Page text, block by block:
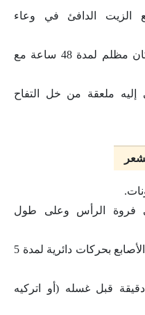
الزيت الدافئ في وعاء
اتركي الخليط في مكان مظلم لمدة 48 ساعة مع
ملعقة من خل التفاح
فروة الرأس وعلى طول
دلكي فروة الرأس بأطراف الأصابع بحركات دائرية لمدة 5
اتركي البخاخ لمدة 30-60 دقيقة قبل غسله (أو اتركيه